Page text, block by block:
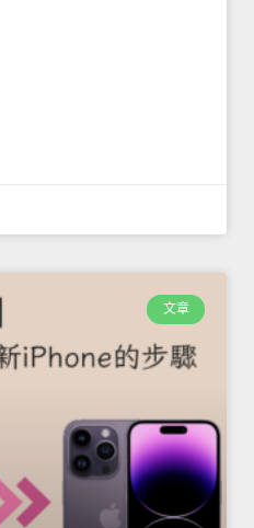
文章